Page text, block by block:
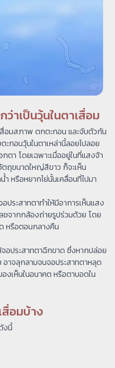
าเป็นวุ้นในตาเสื่อม
สื่อมสภาพ ตกตะกอน และจับตัวกัน
ะกอนวุ้นในตาเหล่านี้ลอยไปลอย
ตา โดยเฉพาะเมื่ออยู่ในที่แสงจ้า
ถุขนาดใหญ่สีขาว ก็จะเห็น
หรือหยากไย่นั้นเคลื่อนที่ไปมา
ประสาทตาทำให้มีอาการเห็นแสง
จากกล้องถ่ายรูปร่วมด้วย โดย
หรือตอนกลางคืน
อประสาทตาฉีกขาด ซึ่งหากปล่อย
อาจลุกลามจนจอประสาทตาหลุด
งเห็นในอนาคต หรือตาบอดใน
สื่อมบ้าง
งนี้